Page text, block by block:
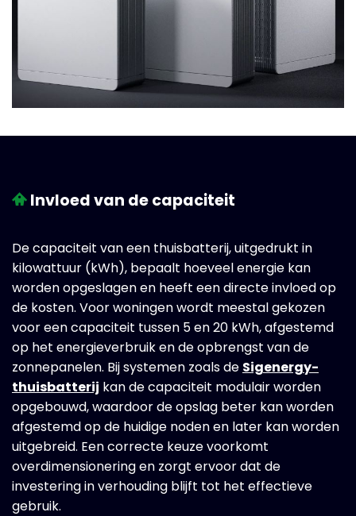
Invloed van de capaciteit
De capaciteit van een thuisbatterij, uitgedrukt in
kilowattuur (kWh), bepaalt hoeveel energie kan
worden opgeslagen en heeft een directe invloed op
de kosten. Voor woningen wordt meestal gekozen
voor een capaciteit tussen 5 en 20 kWh, afgestemd
op het energieverbruik en de opbrengst van de
zonnepanelen. Bij systemen zoals de Sigenergy-
thuisbatterij kan de capaciteit modulair worden
opgebouwd, waardoor de opslag beter kan worden
afgestemd op de huidige noden en later kan worden
uitgebreid. Een correcte keuze voorkomt
overdimensionering en zorgt ervoor dat de
investering in verhouding blijft tot het effectieve
gebruik.